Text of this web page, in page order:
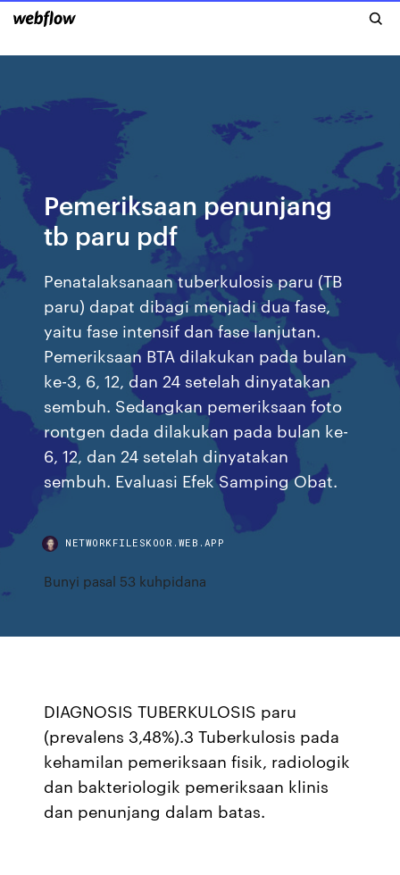
Pemeriksaan penunjang
tb paru pdf
Penatalaksanaan tuberkulosis paru (TB
paru) dapat dibagi menjadi dua fase,
yaitu fase intensif dan fase lanjutan.
Pemeriksaan BTA dilakukan pada bulan
ke-3, 6, 12, dan 24 setelah dinyatakan
sembuh. Sedangkan pemeriksaan foto
rontgen dada dilakukan pada bulan ke-
6, 12, dan 24 setelah dinyatakan
sembuh. Evaluasi Efek Samping Obat.
NETWORKFILESKOOR.WEB.APP
Bunyi pasal 53 kuhpidana
DIAGNOSIS TUBERKULOSIS paru
(prevalens 3,48%).3 Tuberkulosis pada
kehamilan pemeriksaan fisik, radiologik
dan bakteriologik pemeriksaan klinis
dan penunjang dalam batas.